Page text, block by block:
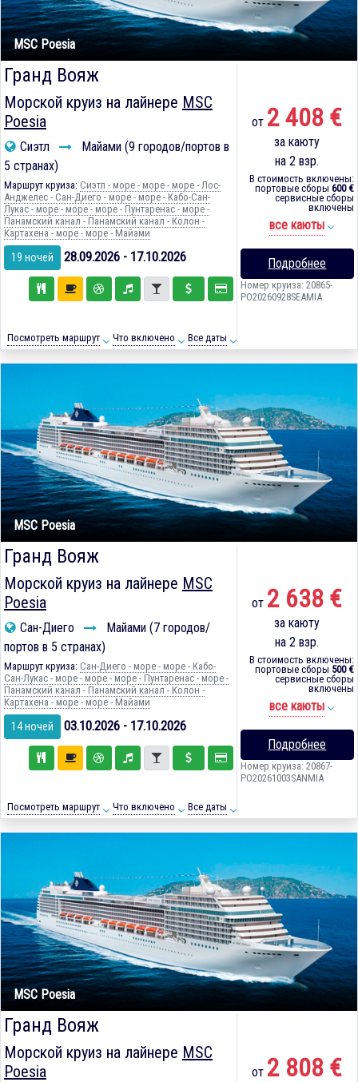
MSC Poesia
Гранд Вояж
Морской круиз на лайнере MSC
Poesia
Сиэтл
Майами (9 городов/портов в
5 странах)
Маршрут круиза: Сиэтл - море - море - море - Лос-
Анджелес - Сан-Диего - море - море - Кабо-Сан-
Лукас - море - море - море - Пунтаренас - море -
Панамский канал - Панамский канал - Колон -
Картахена - море - море - Майами
19 ночей 28.09.2026 - 17.10.2026
Посмотреть маршрут Что включено Все даты
от 2 408 €
за каюту
на 2 взр.
В стоимость включены:
портовые сборы 600 €
сервисные сборы
включены
все каюты
Подробнее
Номер круиза: 20865-
PO20260928SEAMIA
MSC Poesia
Гранд Вояж
Морской круиз на лайнере MSC
Poesia
Сан-Диего
Майами (7 городов/
портов в 5 странах)
Маршрут круиза: Сан-Диего - море - море - Кабо-
Сан-Лукас - море - море - море - Пунтаренас - море -
Панамский канал - Панамский канал - Колон -
Картахена - море - море - Майами
14 ночей 03.10.2026 - 17.10.2026
Посмотреть маршрут Что включено Все даты
от 2 638 €
за каюту
на 2 взр.
В стоимость включены:
портовые сборы 500 €
сервисные сборы
включены
все каюты
Подробнее
Номер круиза: 20867-
PO20261003SANMIA
MSC Poesia
Гранд Вояж
Морской круиз на лайнере MSC
Poesia
от 2 808 €